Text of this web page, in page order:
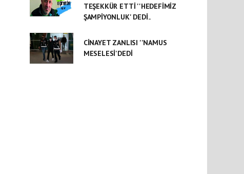
TEŞEKKÜR ETTİ ''HEDEFİMİZ
ŞAMPİYONLUK' DEDİ..
CİNAYET ZANLISI ''NAMUS
MESELESİ'DEDİ